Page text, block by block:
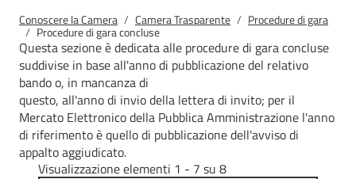
Briciole di pane
Conoscere la Camera Camera Trasparente Procedure di gara
Procedure di gara concluse
Questa sezione è dedicata alle procedure di gara concluse
suddivise in base all'anno di pubblicazione del relativo
bando o, in mancanza di
questo, all'anno di invio della lettera di invito; per il
Mercato Elettronico della Pubblica Amministrazione l'anno
di riferimento è quello di pubblicazione dell'avviso di
appalto aggiudicato.
Visualizzazione elementi 1 - 7 su 8